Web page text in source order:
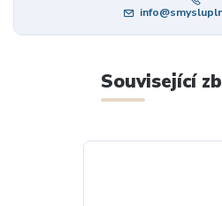
Související